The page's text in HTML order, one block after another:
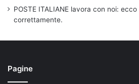
POSTE ITALIANE lavora con noi:
correttamente.
Pagine